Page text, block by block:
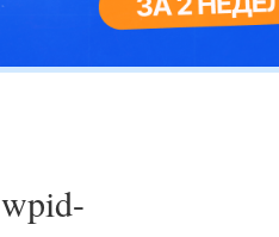
wpid-